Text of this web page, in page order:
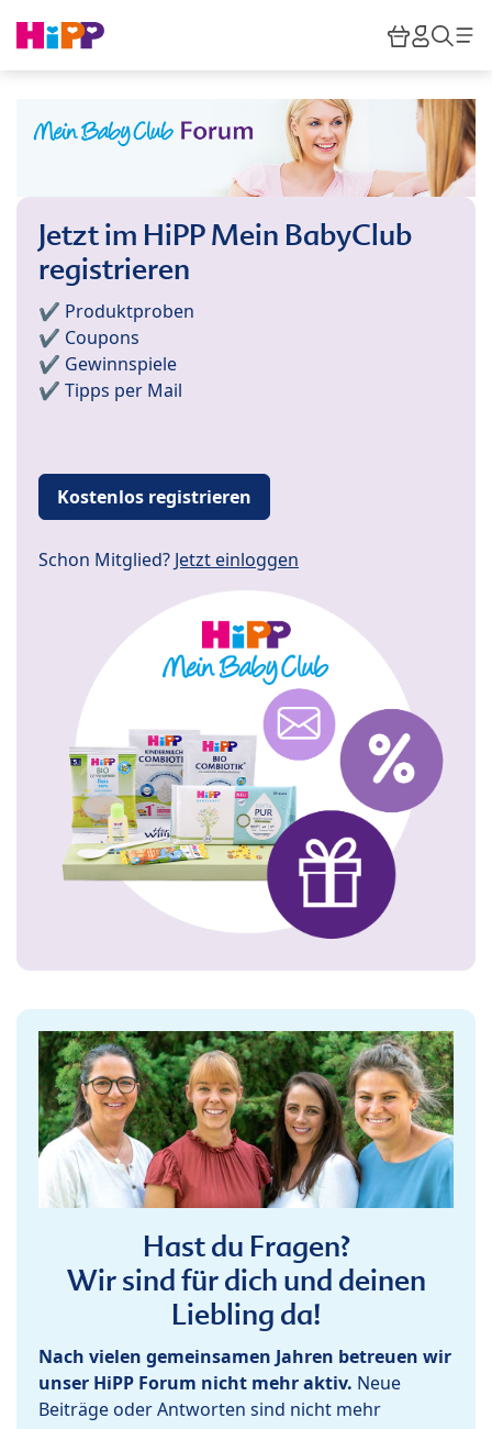
HiPP
Jetzt im HiPP Mein BabyClub
registrieren
✔️ Produktproben
✔️ Coupons
✔️ Gewinnspiele
✔️ Tipps per Mail
Kostenlos registrieren
Schon Mitglied? Jetzt einloggen
Hast du Fragen?
Wir sind für dich und deinen
Liebling da!
Nach vielen gemeinsamen Jahren betreuen wir
unser HiPP Forum nicht mehr aktiv. Neue
Beiträge oder Antworten sind nicht mehr